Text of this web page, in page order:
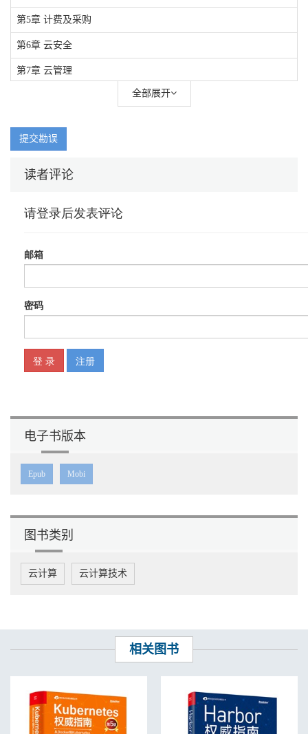
第5章 计费及采购
第6章 云安全
第7章 云管理
全部展开
提交勘误
读者评论
电子书版本
Epub Mobi
图书类别
云计算 云计算技术
相关图书